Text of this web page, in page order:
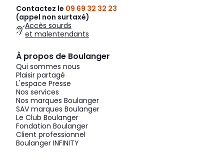
Contactez le 09 69 32 32 23
(appel non surtaxé)
Accès sourds
et malentendants
À propos de Boulanger
Qui sommes nous
Plaisir partagé
L'espace Presse
Nos services
Nos marques Boulanger
SAV marques Boulanger
Le Club Boulanger
Fondation Boulanger
Client professionnel
Boulanger INFINITY